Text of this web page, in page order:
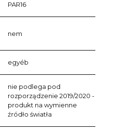
PAR16
nem
egyéb
nie podlega pod
rozporządzenie 2019/2020 -
produkt na wymienne
źródło światła